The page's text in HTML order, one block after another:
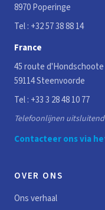
8970 Poperinge
Tel : +32 57 38 88 14
France
45 route d'Hondschoote
59114 Steenvoorde
Tel : +33 3 28 48 10 77
Telefoonlijnen
Contacteer ons via
OVER ONS
Ons verhaal